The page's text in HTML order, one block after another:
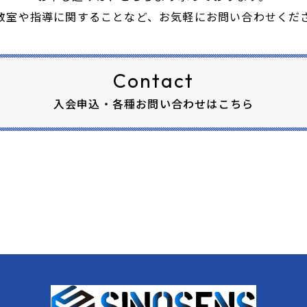
室や指導に関することなど、お気軽にお問い合わせくだ
Contact
入会申込・各種お問い合わせはこちら